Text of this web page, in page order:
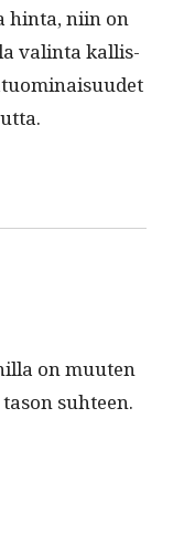
hin­ta, niin on
val­in­ta kallis­
on muuten
suhteen.